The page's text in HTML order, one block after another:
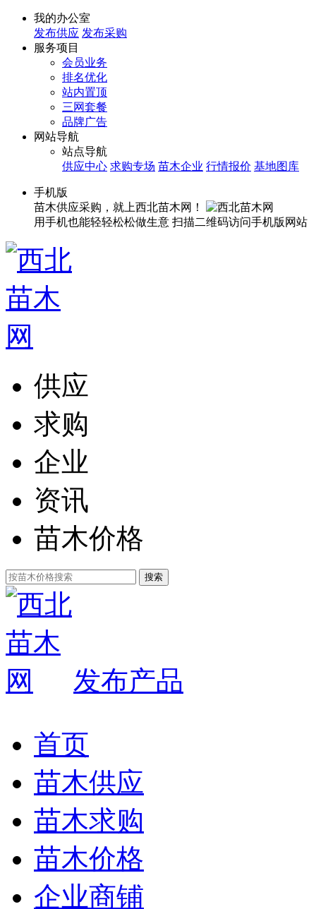
我的办公室
发布供应 发布采购
服务项目
会员业务
排名优化
站内置顶
三网套餐
品牌广告
网站导航
站点导航
供应中心 求购专场 苗木企业 行情报价 基地图库
手机版
苗木供应采购，就上西北苗木网！
用手机也能轻轻松松做生意 扫描二维码访问手机版网站
供应
求购
企业
资讯
苗木价格
发布产品
首页
苗木供应
苗木求购
苗木价格
企业商铺